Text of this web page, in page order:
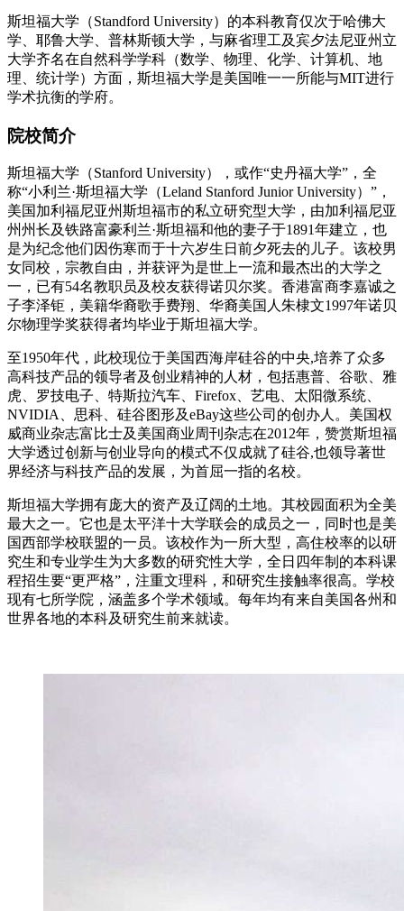
斯坦福大学（Standford University）的本科教育仅次于哈佛大
学、耶鲁大学、普林斯顿大学，与麻省理工及宾夕法尼亚州立
大学齐名在自然科学学科（数学、物理、化学、计算机、地
理、统计学）方面，斯坦福大学是美国唯一一所能与MIT进行
学术抗衡的学府。
院校简介
斯坦福大学（Stanford University），或作“史丹福大学”，全
称“小利兰·斯坦福大学（Leland Stanford Junior University）”，
美国加利福尼亚州斯坦福市的私立研究型大学，由加利福尼亚
州州长及铁路富豪利兰·斯坦福和他的妻子于1891年建立，也
是为纪念他们因伤寒而于十六岁生日前夕死去的儿子。该校男
女同校，宗教自由，并获评为是世上一流和最杰出的大学之
一，已有54名教职员及校友获得诺贝尔奖。香港富商李嘉诚之
子李泽钜，美籍华裔歌手费翔、华裔美国人朱棣文1997年诺贝
尔物理学奖获得者均毕业于斯坦福大学。
至1950年代，此校现位于美国西海岸硅谷的中央,培养了众多
高科技产品的领导者及创业精神的人材，包括惠普、谷歌、雅
虎、罗技电子、特斯拉汽车、Firefox、艺电、太阳微系统、
NVIDIA、思科、硅谷图形及eBay这些公司的创办人。美国权
威商业杂志富比士及美国商业周刊杂志在2012年，赞赏斯坦福
大学透过创新与创业导向的模式不仅成就了硅谷,也领导著世
界经济与科技产品的发展，为首屈一指的名校。
斯坦福大学拥有庞大的资产及辽阔的土地。其校园面积为全美
最大之一。它也是太平洋十大学联会的成员之一，同时也是美
国西部学校联盟的一员。该校作为一所大型，高住校率的以研
究生和专业学生为大多数的研究性大学，全日四年制的本科课
程招生要“更严格”，注重文理科，和研究生接触率很高。学校
现有七所学院，涵盖多个学术领域。每年均有来自美国各州和
世界各地的本科及研究生前来就读。